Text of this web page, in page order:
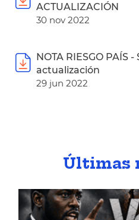
ACTUALIZACIÓN
30 nov 2022
NOTA RIESGO PAÍS
actualización
29 jun 2022
Últimas